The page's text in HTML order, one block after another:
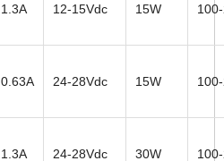
1.3A 12-15Vdc 15W
0.63A 24-28Vdc 15W
1.3A 24-28Vdc 30W